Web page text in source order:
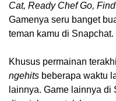
Cat, Ready Chef Go,
Gamenya seru banget
teman kamu di Snapchat.
Khusus permainan
ngehits beberapa waktu
lainnya. Game lainnya